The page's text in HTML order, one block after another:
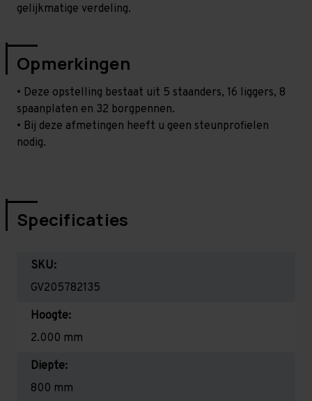
gelijkmatige verdeling.
Opmerkingen
• Deze opstelling bestaat uit 5 staanders, 16 liggers, 8
spaanplaten en 32 borgpennen.
• Bij deze afmetingen heeft u geen steunprofielen
nodig.
Specificaties
SKU:
GV205782135
Hoogte:
2.000 mm
Diepte:
800 mm